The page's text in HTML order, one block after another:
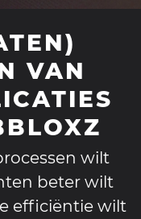
VAN
wilt
beter wilt
efficiëntie wilt